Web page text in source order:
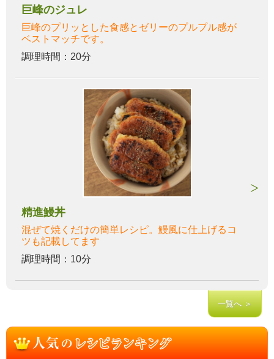
巨峰のジュレ
巨峰のプリッとした食感とゼリーのプルプル感が
ベストマッチです。
調理時間：20分
精進鰻丼
混ぜて焼くだけの簡単レシピ。鰻風に仕上げるコ
ツも記載してます
調理時間：10分
一覧へ ＞